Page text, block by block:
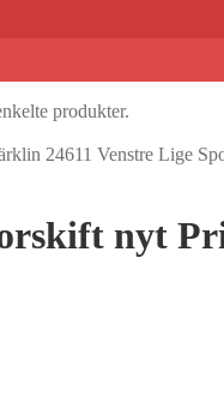
produkter.
24611 Venstre Lige
nyt